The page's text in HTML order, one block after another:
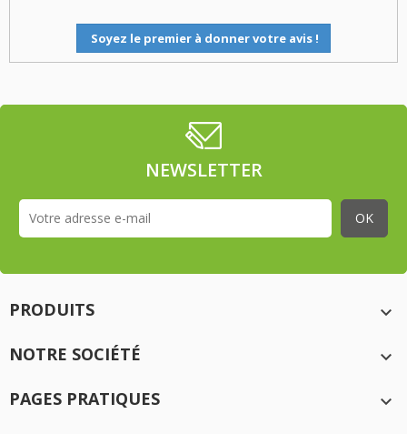
Soyez le premier à donner votre avis !
NEWSLETTER
PRODUITS

NOTRE SOCIÉTÉ

PAGES PRATIQUES
